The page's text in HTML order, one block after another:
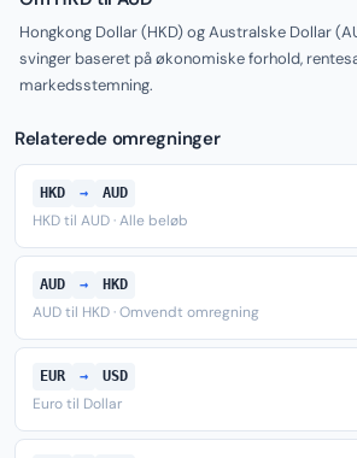
Hongkong Dollar (HKD) og Australske Dollar
svinger baseret på økonomiske forhold,
markedsstemning.
Relaterede omregninger
HKD → AUD
HKD til AUD · Alle beløb
AUD → HKD
AUD til HKD · Omvendt omregning
EUR → USD
Euro til Dollar